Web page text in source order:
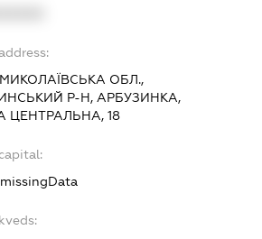
МИКОЛАЇВСЬКА ОБЛ.,
Р-Н, АРБУЗИНКА,
ЦЕНТРАЛЬНА, 18